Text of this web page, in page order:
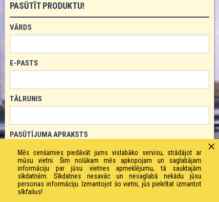
PASŪTĪT PRODUKTU!
VĀRDS
E-PASTS
TĀLRUNIS
PASŪTĪJUMA APRAKSTS
Mēs cenšamies piedāvāt jums vislabāko servisu, strādājot ar
mūsu vietni. Šim nolūkam mēs apkopojam un saglabājam
informāciju par jūsu vietnes apmeklējumu, tā sauktajām
sīkdatnēm. Sīkdatnes nesavāc un nesaglabā nekādu jūsu
personas informāciju. Izmantojot šo vietni, jūs piekrītat izmantot
sīkfailus!